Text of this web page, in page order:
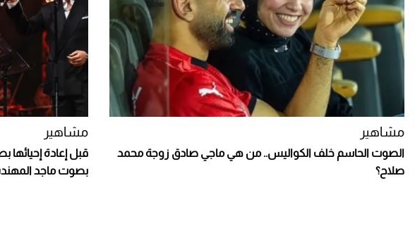
مشاهير
الصوت الحاسم خلف الكواليس.. من هي ماجي صادق زوجة محمد
صلاح؟
مشاهير
قبل إعادة
بصوت ماجد